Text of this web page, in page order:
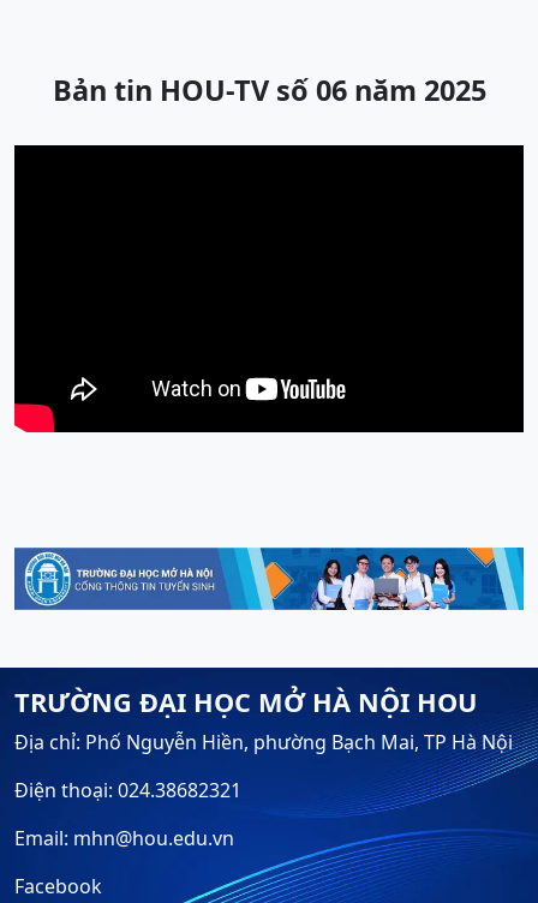
Bản tin HOU-TV số 06 năm 2025
TRƯỜNG ĐẠI HỌC MỞ HÀ NỘI HOU
Địa chỉ: Phố Nguyễn Hiền, phường Bạch Mai, TP Hà Nội
Điện thoại: 024.38682321
Email: mhn@hou.edu.vn
Facebook